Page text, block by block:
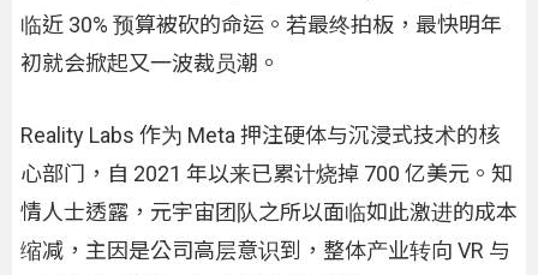
临近 30% 预算被砍的命运。若最终拍板，最快明年
初就会掀起又一波裁员潮。
Reality Labs 作为 Meta 押注硬体与沉浸式技术的核
心部门，自 2021 年以来已累计烧掉 700 亿美元。知
情人士透露，元宇宙团队之所以面临如此激进的成本
缩减，主因是公司高层意识到，整体产业转向 VR 与